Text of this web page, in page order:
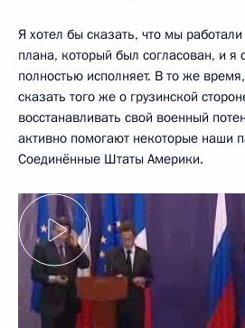
Я хотел бы сказать, что мы
плана, который был согласован, и я
полностью исполняет. В то же
сказать того же о грузинской
восстанавливать свой военный
активно помогают некоторые наши
Соединённые Штаты Америки.